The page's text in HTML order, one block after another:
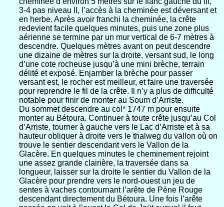
3-4 pas niveau II, l’accès à la cheminée est déversant et
en herbe. Après avoir franchi la cheminée, la crête
redevient facile quelques minutes, puis une zone plus
aérienne se termine par un mur vertical de 6-7 mètres à
descendre. Quelques mètres avant on peut descendre
une dizaine de mètres sur la droite, versant sud, le long
d’une cote rocheuse jusqu’à une mini brèche, terrain
délité et exposé. Enjamber la brèche pour passer
versant est, le rocher est meilleur, et faire une traversée
pour reprendre le fil de la crête. Il n’y a plus de difficulté
notable pour finir de monter au Soum d’Arriste.
Du sommet descendre au col* 1747 m pour ensuite
monter au Bétoura. Continuer à toute crête jusqu’au Col
d’Arriste, tourner à gauche vers le Lac d’Arriste et à sa
hauteur obliquer à droite vers le thalweg du vallon où on
trouve le sentier descendant vers le Vallon de la
Glacère. En quelques minutes le cheminement rejoint
une assez grande clairière, la traversée dans sa
longueur, laisser sur la droite le sentier du Vallon de la
Glacère pour prendre vers le nord-ouest un jeu de
sentes à vaches contournant l’arête de Pène Rouge
descendant directement du Bétoura. Une fois l’arête